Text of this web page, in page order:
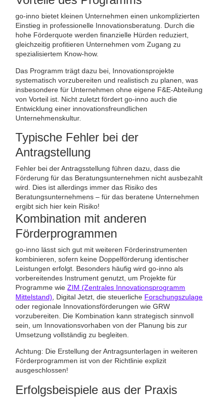
go-inno bietet kleinen Unternehmen einen unkomplizierten
Einstieg in professionelle Innovationsberatung. Durch die
hohe Förderquote werden finanzielle Hürden reduziert,
gleichzeitig profitieren Unternehmen vom Zugang zu
spezialisiertem Know-how.
Das Programm trägt dazu bei, Innovationsprojekte
systematisch vorzubereiten und realistisch zu planen, was
insbesondere für Unternehmen ohne eigene F&E-Abteilung
von Vorteil ist. Nicht zuletzt fördert go-inno auch die
Entwicklung einer innovationsfreundlichen
Unternehmenskultur.
Typische Fehler bei der
Antragstellung
Fehler bei der Antragsstellung führen dazu, dass die
Förderung für das Beratungsunternehmen nicht ausbezahlt
wird. Dies ist allerdings immer das Risiko des
Beratungsunternehmens – für das beratene Unternehmen
ergibt sich hier kein Risiko!
Kombination mit anderen
Förderprogrammen
go-inno lässt sich gut mit weiteren Förderinstrumenten
kombinieren, sofern keine Doppelförderung identischer
Leistungen erfolgt. Besonders häufig wird go-inno als
vorbereitendes Instrument genutzt, um Projekte für
Programme wieZIM (Zentrales Innovationsprogramm
Mittelstand) , Digital Jetzt, die steuerliche Forschungszulage
oder regionale Innovationsförderungen wie GRW
vorzubereiten. Die Kombination kann strategisch sinnvoll
sein, um Innovationsvorhaben von der Planung bis zur
Umsetzung vollständig zu begleiten.
Achtung: Die Erstellung der Antragsunterlagen in weiteren
Förderprogrammen ist von der Richtlinie explizit
ausgeschlossen!
Erfolgsbeispiele aus der Praxis